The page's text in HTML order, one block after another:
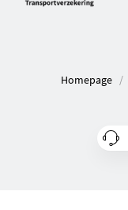
Homepage